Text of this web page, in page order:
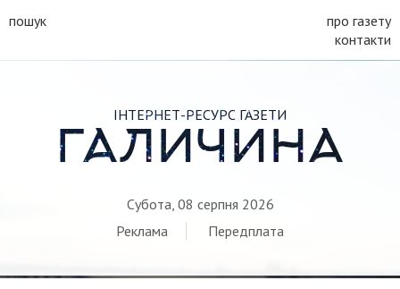
пошук
про газету
контакти
ІНТЕРНЕТ-РЕСУРС ГАЗЕТИ
ГАЛИЧИНА
Субота, 08 серпня 2026
Реклама
Передплата